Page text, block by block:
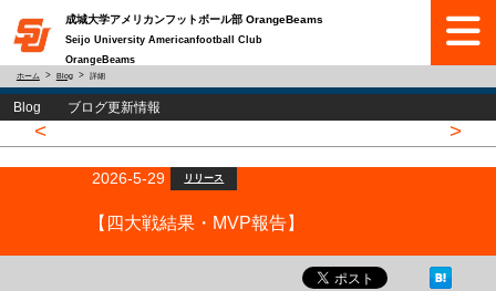
成城大学アメリカンフットボール部 OrangeBeams
Seijo University Americanfootball Club
OrangeBeams
ホーム Blog 詳細
Blog ブログ更新情報
< >
2026-5-29 リリース
【四大戦結果・MVP報告】